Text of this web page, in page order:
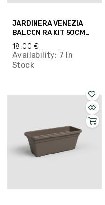
JARDINERA VENEZIA
BALCON RA KIT 50CM
ANTRACITA
18,00 €
Availability: 7 In
Stock